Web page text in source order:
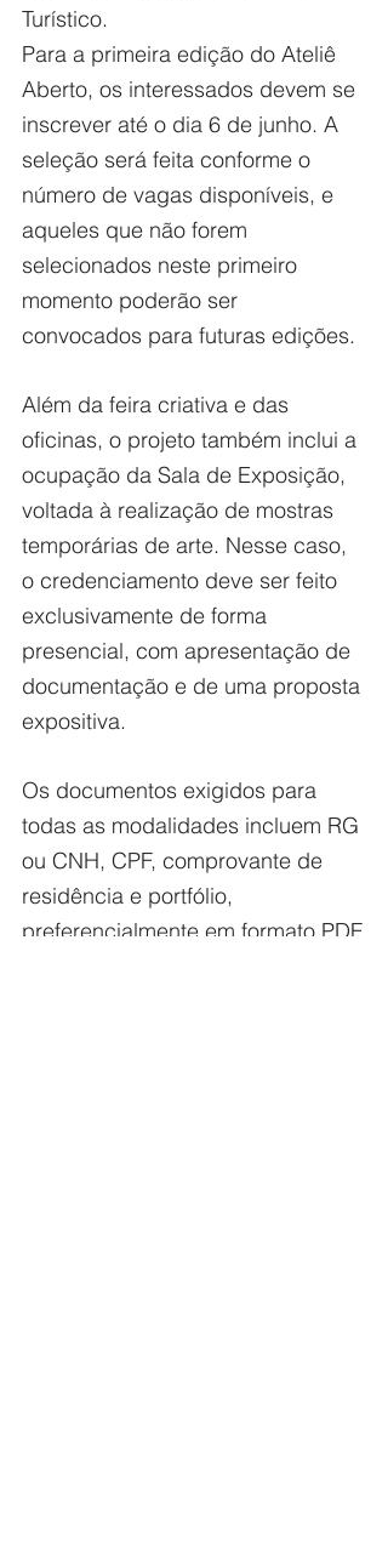
Turístico.
Para a primeira edição do Ateliê
Aberto, os interessados devem se
inscrever até o dia 6 de junho. A
seleção será feita conforme o
número de vagas disponíveis, e
aqueles que não forem
selecionados neste primeiro
momento poderão ser
convocados para futuras edições.
Além da feira criativa e das
oficinas, o projeto também inclui a
ocupação da Sala de Exposição,
voltada à realização de mostras
temporárias de arte. Nesse caso,
o credenciamento deve ser feito
exclusivamente de forma
presencial, com apresentação de
documentação e de uma proposta
expositiva.
Os documentos exigidos para
todas as modalidades incluem RG
ou CNH, CPF, comprovante de
residência e portfólio,
preferencialmente em formato PDF.